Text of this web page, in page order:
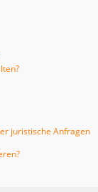
juristische Anfragen